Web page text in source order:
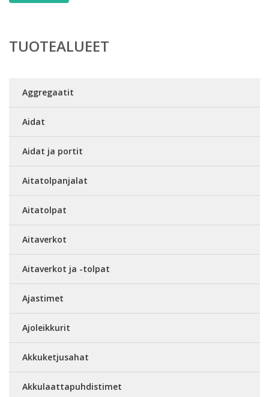
TUOTEALUEET
Aggregaatit
Aidat
Aidat ja portit
Aitatolpanjalat
Aitatolpat
Aitaverkot
Aitaverkot ja -tolpat
Ajastimet
Ajoleikkurit
Akkuketjusahat
Akkulaattapuhdistimet